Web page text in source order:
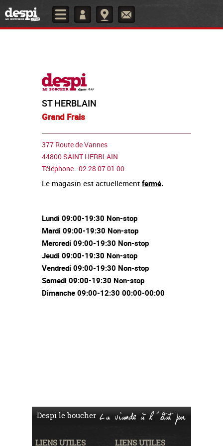
ST HERBLAIN
Grand Frais
377 Route de Vannes
44800 SAINT HERBLAIN
Téléphone : 02 28 07 01 00
Le magasin est actuellement fermé.
Lundi 09:00-19:30 Non-stop
Mardi 09:00-19:30 Non-stop
Mercredi 09:00-19:30 Non-stop
Jeudi 09:00-19:30 Non-stop
Vendredi 09:00-19:30 Non-stop
Samedi 09:00-19:30 Non-stop
Dimanche 09:00-12:30 00:00-00:00
Despi le boucher La viande à l'état pur
LIENS UTILES LIENS UTILES